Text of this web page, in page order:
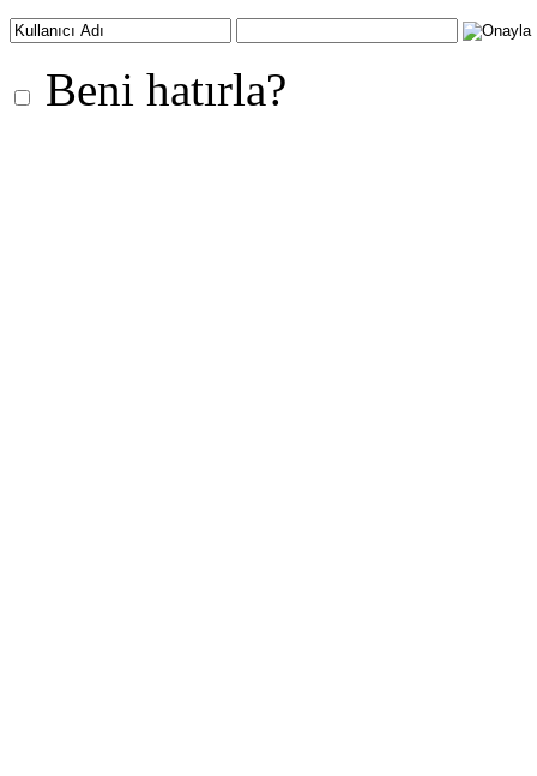
Beni hatırla?